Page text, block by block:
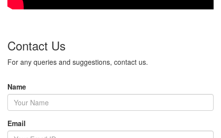
Contact Us
For any queries and suggestions, contact us.
Name
Email